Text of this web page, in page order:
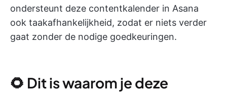
ondersteunt deze contentkalender in Asana
ook taakafhankelijkheid, zodat er niets verder
gaat zonder de nodige goedkeuringen.
🌻 Dit is waarom je deze